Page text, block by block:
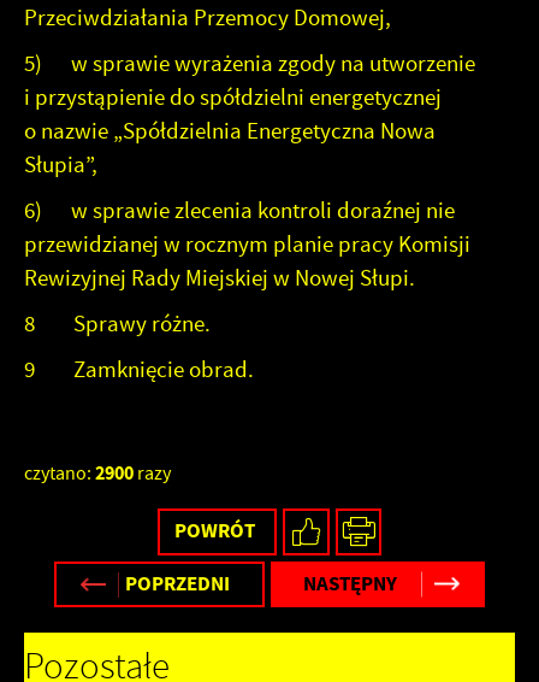
Przeciwdziałania Przemocy Domowej,
5) w sprawie wyrażenia zgody na utworzenie
i przystąpienie do spółdzielni energetycznej
o nazwie „Spółdzielnia Energetyczna Nowa
Słupia”,
6) w sprawie zlecenia kontroli doraźnej nie
przewidzianej w rocznym planie pracy Komisji
Rewizyjnej Rady Miejskiej w Nowej Słupi.
8 Sprawy różne.
9 Zamknięcie obrad.
czytano: 2900 razy
POWRÓT
POPRZEDNI
NASTĘPNY
Pozostałe